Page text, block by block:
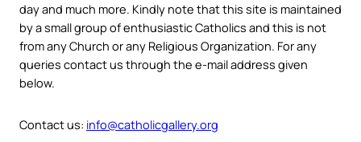
day and much more. Kindly note that this site is maintained
by a small group of enthusiastic Catholics and this is not
from any Church or any Religious Organization. For any
queries contact us through the e-mail address given
below.
Contact us: info@catholicgallery.org